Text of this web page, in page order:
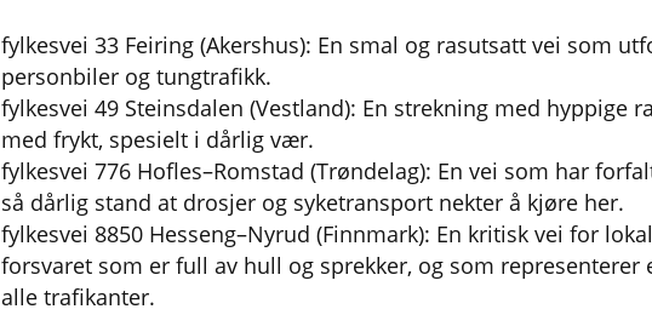
fylkesvei 33 Feiring (Akershus): En smal og rasutsatt vei som
personbiler og tungtrafikk.
fylkesvei 49 Steinsdalen (Vestland): En strekning med hyppige
med frykt, spesielt i dårlig vær.
fylkesvei 776 Hofles–Romstad (Trøndelag): En vei som har
så dårlig stand at drosjer og syketransport nekter å kjøre her.
fylkesvei 8850 Hesseng–Nyrud (Finnmark): En kritisk vei for
forsvaret som er full av hull og sprekker, og som representerer
alle trafikanter.